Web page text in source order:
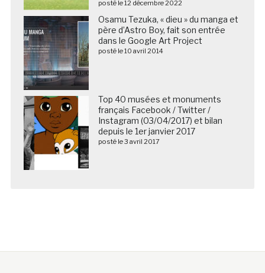
posté le 12 décembre 2022
Osamu Tezuka, « dieu » du manga et
père d’Astro Boy, fait son entrée
dans le Google Art Project
posté le 10 avril 2014
Top 40 musées et monuments
français Facebook / Twitter /
Instagram (03/04/2017) et bilan
depuis le 1er janvier 2017
posté le 3 avril 2017